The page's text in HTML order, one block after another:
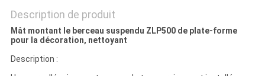
PRIVACY
POLICY
Description de produit
Mât montant le berceau suspendu ZLP500 de plate-forme
pour la décoration, nettoyant
Description :